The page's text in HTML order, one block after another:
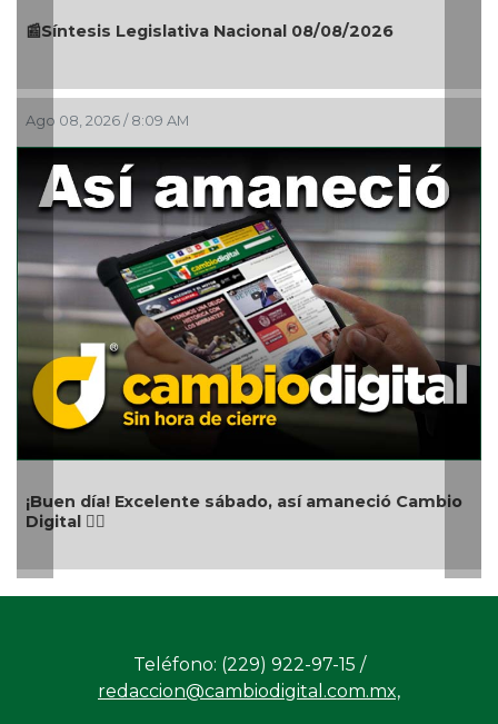
📰Síntesis Legislativa Nacional 08/08/2026
Ago 08, 2026 / 8:09 AM
¡Buen día! Excelente sábado, así amaneció Cambio
Digital 👍🏻
Teléfono: (229) 922-97-15 /
redaccion@cambiodigital.com.mx,